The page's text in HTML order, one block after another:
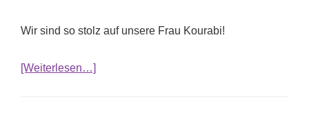
Wir sind so stolz auf unsere Frau Kourabi!
[Weiterlesen…]ÜberUnsere Mitarbeiter sind immer auf